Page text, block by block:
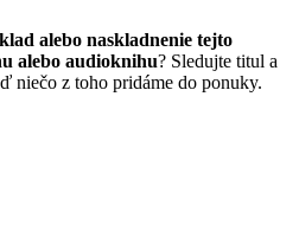
alebo naskladnenie tejto
alebo audioknihu? Sledujte titul a
niečo z toho pridáme do ponuky.